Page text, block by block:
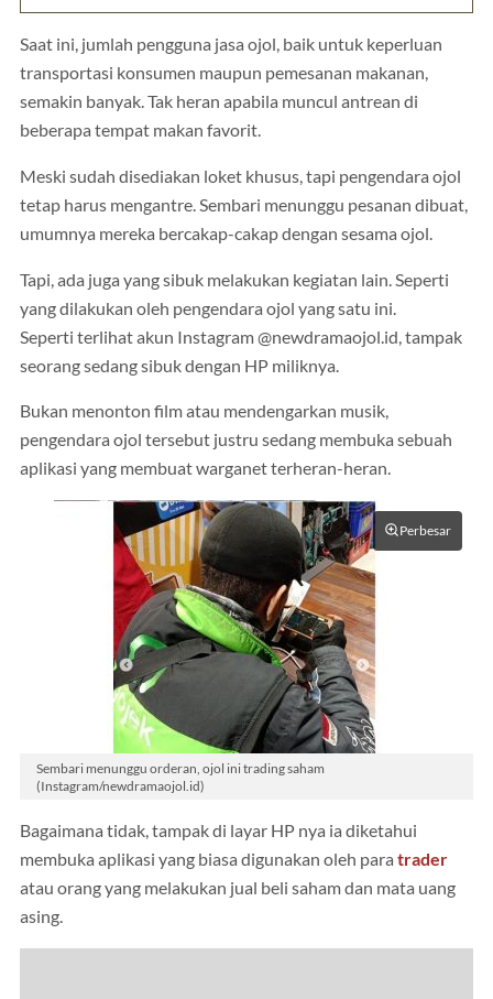
Saat ini, jumlah pengguna jasa ojol, baik untuk keperluan
transportasi konsumen maupun pemesanan makanan,
semakin banyak. Tak heran apabila muncul antrean di
beberapa tempat makan favorit.
Meski sudah disediakan loket khusus, tapi pengendara ojol
tetap harus mengantre. Sembari menunggu pesanan dibuat,
umumnya mereka bercakap-cakap dengan sesama ojol.
Tapi, ada juga yang sibuk melakukan kegiatan lain. Seperti
yang dilakukan oleh pengendara ojol yang satu ini.
Seperti terlihat akun Instagram @newdramaojol.id, tampak
seorang sedang sibuk dengan HP miliknya.
Bukan menonton film atau mendengarkan musik,
pengendara ojol tersebut justru sedang membuka sebuah
aplikasi yang membuat warganet terheran-heran.
Perbesar
Sembari menunggu orderan, ojol ini trading saham
(Instagram/newdramaojol.id)
Bagaimana tidak, tampak di layar HP nya ia diketahui
membuka aplikasi yang biasa digunakan oleh para trader
atau orang yang melakukan jual beli saham dan mata uang
asing.